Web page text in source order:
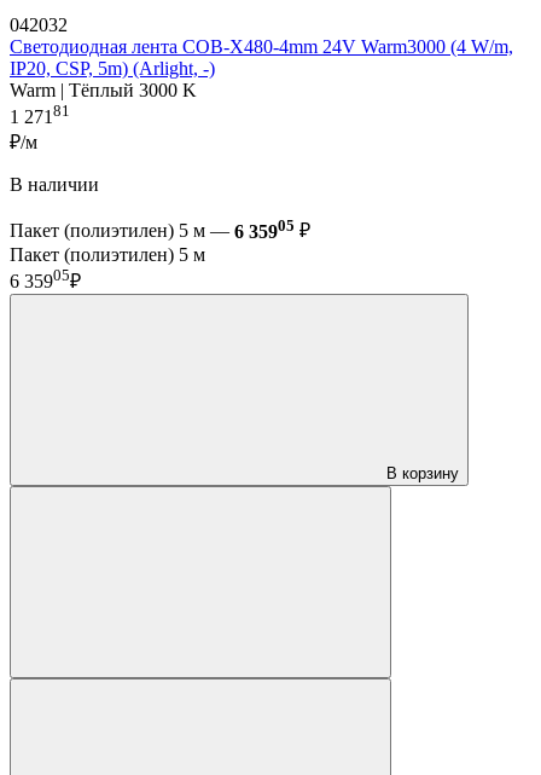
042032
Светодиодная лента COB-X480-4mm 24V Warm3000 (4 W/m,
IP20, CSP, 5m) (Arlight, -)
Warm | Тёплый 3000 K
1 271 81
₽/м
В наличии
Пакет (полиэтилен) 5 м — 6 35905 ₽
Пакет (полиэтилен) 5 м
6 35905₽
В корзину